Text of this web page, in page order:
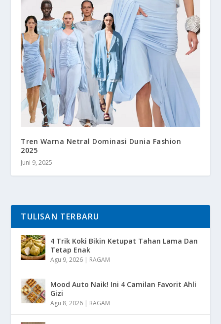
Tren Warna Netral Dominasi Dunia Fashion
2025
Juni 9, 2025
TULISAN TERBARU
4 Trik Koki Bikin Ketupat Tahan Lama Dan
Tetap Enak
Agu 9, 2026 | RAGAM
Mood Auto Naik! Ini 4 Camilan Favorit Ahli
Gizi
Agu 8, 2026 | RAGAM